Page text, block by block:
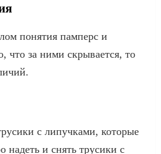
понятия памперс и
что за ними скрывается, то
с липучками, которые
надеть и снять трусики с